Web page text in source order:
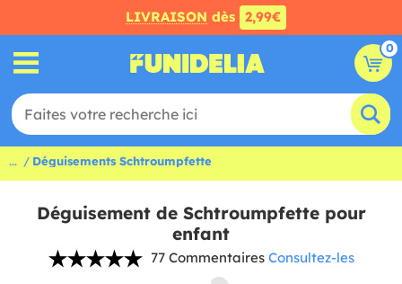
LIVRAISON dès 2,99€
0
... Déguisements Schtroumpfette
Déguisement de Schtroumpfette pour
enfant
77 Commentaires Consultez-les